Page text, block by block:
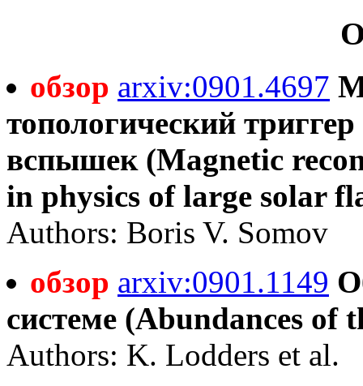
обзор arxiv:0901.4697
топологический
вспышек (Magnetic
in physics of large solar
Authors: Boris V. Somov
обзор arxiv:0901.1149
системе (Abundances of
Authors: K. Lodders et al.